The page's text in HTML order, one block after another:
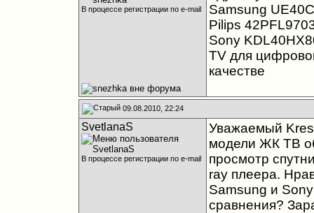
В процессе регистрации по e-mail
Samsung
Pilips
Sony
TV для
качестве
09.08.2010, 22:24
SvetlanaS
В процессе регистрации по e-mail
Уважаемый
модели ЖК ТВ
просмотр
ray плеера.
Samsung и
сравнения?